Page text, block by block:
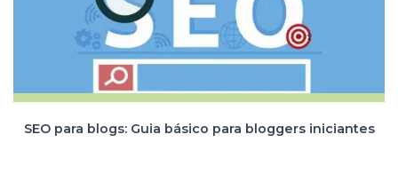
SEO para blogs: Guia básico para bloggers iniciantes